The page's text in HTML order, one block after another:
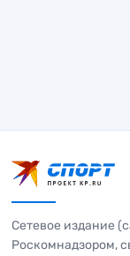
Сетевое издание
Роскомнадзором,